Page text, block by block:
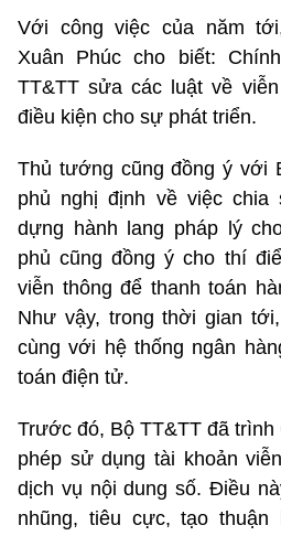
Với công việc của năm
Xuân Phúc cho biết:
TT&TT sửa các luật về
điều kiện cho sự phát triển.
Thủ tướng cũng đồng ý với
phủ nghị định về việc
dựng hành lang pháp lý
phủ cũng đồng ý cho thí
viễn thông để thanh toán
Như vậy, trong thời gian
cùng với hệ thống ngân
toán điện tử.
Trước đó, Bộ TT&TT đã
phép sử dụng tài khoản
dịch vụ nội dung số. Điều
nhũng, tiêu cực, tạo